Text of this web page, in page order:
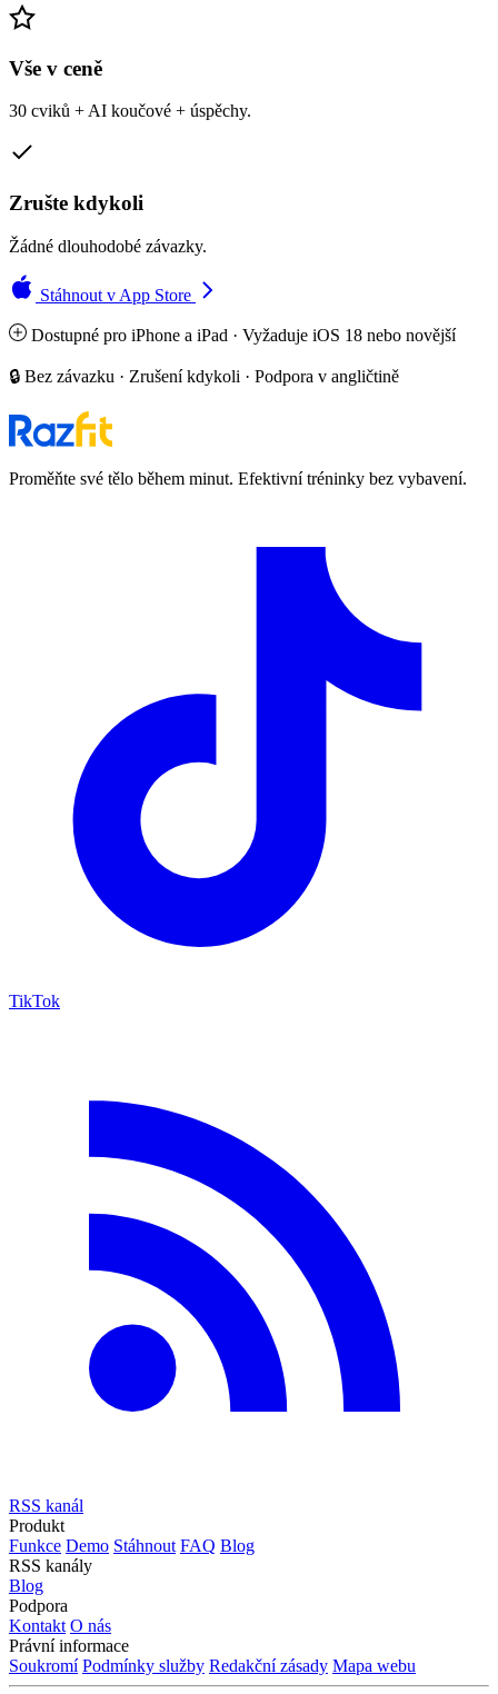
Vše v ceně
30 cviků + AI koučové + úspěchy.
Zrušte kdykoli
Žádné dlouhodobé závazky.
Stáhnout v App Store
Dostupné pro iPhone a iPad · Vyžaduje iOS 18 nebo novější
🔒 Bez závazku · Zrušení kdykoli · Podpora v angličtině
Proměňte své tělo během minut. Efektivní tréninky bez vybavení.
TikTok
RSS kanál
Produkt
Funkce Demo Stáhnout FAQ Blog
RSS kanály
Blog
Podpora
Kontakt O nás
Právní informace
Soukromí Podmínky služby Redakční zásady Mapa webu